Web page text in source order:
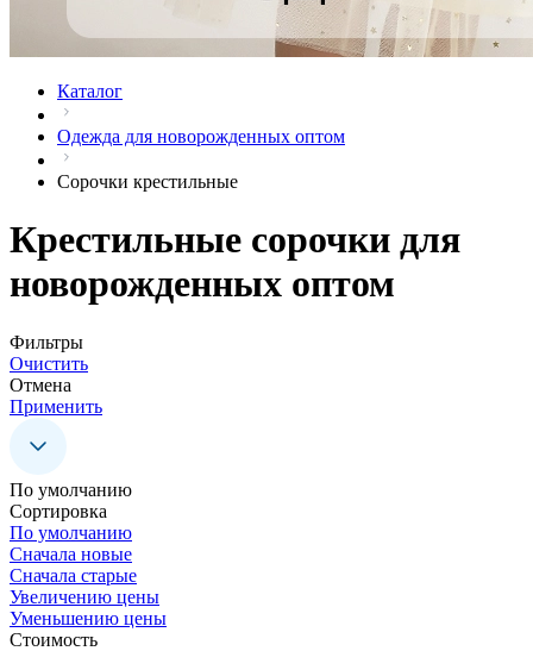
Каталог
Одежда для новорожденных оптом
Сорочки крестильные
Крестильные сорочки для
новорожденных оптом
Фильтры
Очистить
Отмена
Применить
По умолчанию
Сoртировка
По умолчанию
Сначала новые
Сначала старые
Увеличению цены
Уменьшению цены
Стоимость